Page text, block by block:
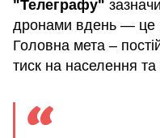
"Телеграфу"
дронами вдень — це
Головна мета –
тиск на населення